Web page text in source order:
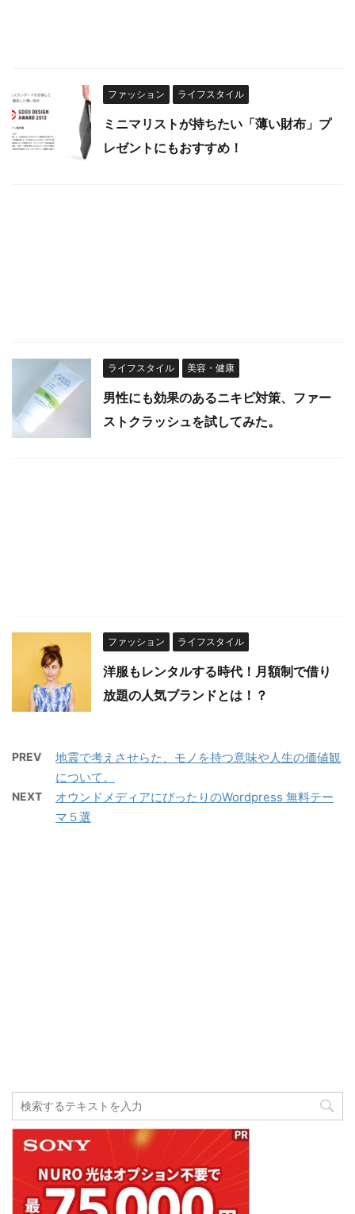
ファッション ライフスタイル
ミニマリストが持ちたい「薄い財布」プ
レゼントにもおすすめ！
ライフスタイル 美容・健康
男性にも効果のあるニキビ対策、ファー
ストクラッシュを試してみた。
ファッション ライフスタイル
洋服もレンタルする時代！月額制で借り
放題の人気ブランドとは！？
PREV
地震で考えさせらた、モノを持つ意味や人生の価値観
について。
NEXT
オウンドメディアにぴったりのWordpress 無料テー
マ５選